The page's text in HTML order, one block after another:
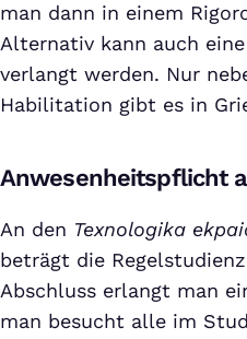
man dann in einem
Alternativ kann auch
verlangt werden. Nur
Habilitation gibt es in
Anwesenheitspflicht
An den Texnologika
beträgt die
Abschluss erlangt man
man besucht alle im